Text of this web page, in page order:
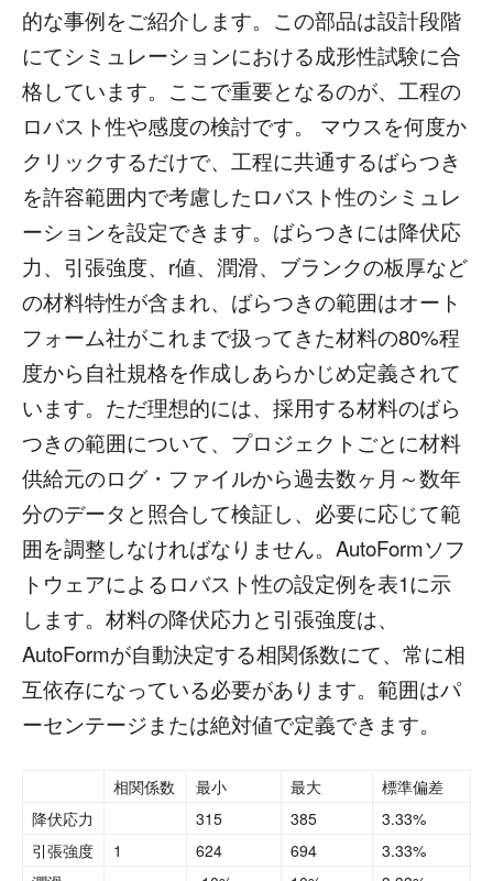
的な事例をご紹介します。この部品は設計段階
にてシミュレーションにおける成形性試験に合
格しています。ここで重要となるのが、工程の
ロバスト性や感度の検討です。 マウスを何度か
クリックするだけで、工程に共通するばらつき
を許容範囲内で考慮したロバスト性のシミュレ
ーションを設定できます。ばらつきには降伏応
力、引張強度、r値、潤滑、ブランクの板厚など
の材料特性が含まれ、ばらつきの範囲はオート
フォーム社がこれまで扱ってきた材料の80%程
度から自社規格を作成しあらかじめ定義されて
います。ただ理想的には、採用する材料のばら
つきの範囲について、プロジェクトごとに材料
供給元のログ・ファイルから過去数ヶ月～数年
分のデータと照合して検証し、必要に応じて範
囲を調整しなければなりません。AutoFormソフ
トウェアによるロバスト性の設定例を表1に示
します。材料の降伏応力と引張強度は、
AutoFormが自動決定する相関係数にて、常に相
互依存になっている必要があります。範囲はパ
ーセンテージまたは絶対値で定義できます。
相関係数 最小 最大
標準偏差
降伏応力
315 385
3.33%
引張強度
1 624 694
3.33%